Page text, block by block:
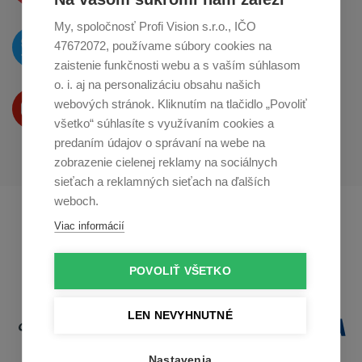
My, spoločnosť Profi Vision s.r.o., IČO
47672072, používame súbory cookies na
zaistenie funkčnosti webu a s vaším súhlasom
o. i. aj na personalizáciu obsahu našich
webových stránok. Kliknutím na tlačidlo „Povoliť
všetko“ súhlasíte s využívaním cookies a
predaním údajov o správaní na webe na
zobrazenie cielenej reklamy na sociálnych
sieťach a reklamných sieťach na ďalších
weboch.
Viac informácií
POVOLIŤ VŠETKO
LEN NEVYHNUTNÉ
O novinkách píšeme
naTwitteri
Produkty Vám predstavujeme
na Youtube
Profikuchař.cz